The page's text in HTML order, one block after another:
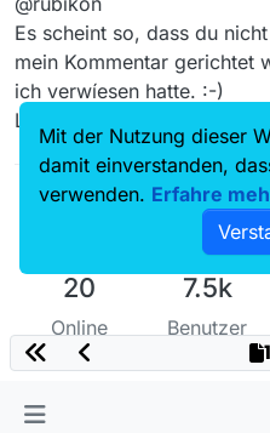
Es scheint so, dass du
mein Kommentar gerichtet
ich verwíesen hatte. :-)
Lass gut sein, dass würde
20
Online
7.5k
Benutzer
Mit der Nutzung dieser
damit einverstanden,
verwenden. Erfahre